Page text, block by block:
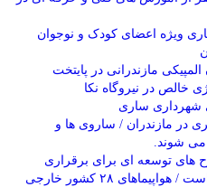
ویژه اعضای کودک و نوجوان
المپیکی مازندرانی در پایتخت
در مازندران / ساروی ها و
می شوند.
های توسعه ای برای برقراری
سفرهای خارجی آماده شده است / هواپیماهای ۲۸ کشور خارجی